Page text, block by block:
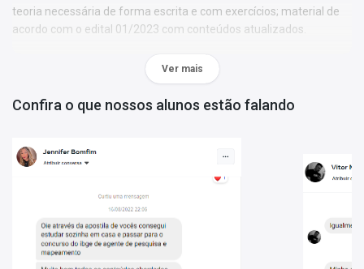
teoria necessária de forma escrita e com exercícios; material de
acordo com o edital 01/2023 com conteúdos atualizados.
cuidadosamente escolhidas pela nossa equipe editorial, com
organizado de forma a facilitar o treinamento do candidato.
Porque escolher o Combo Impresso SESPA - Técnico em
Enfermagem:
- 2 produtos atualizados;
- Materiais organizados por professores especializados em
concursos públicos;
- Apostila elaborada com foco no edital 01/2023.
Ver mais
Confira o que nossos alunos estão falando